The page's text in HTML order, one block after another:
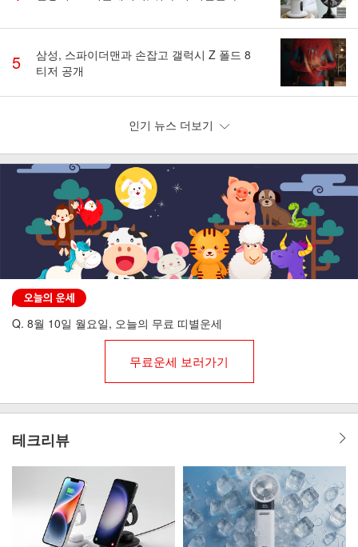
5
삼성, 스파이더맨과 손잡고 갤럭시 Z 폴드 8
티저 공개
인기 뉴스 더보기
Q. 8월 10일 월요일, 오늘의 무료 띠별운세
무료운세 보러가기
테크리뷰